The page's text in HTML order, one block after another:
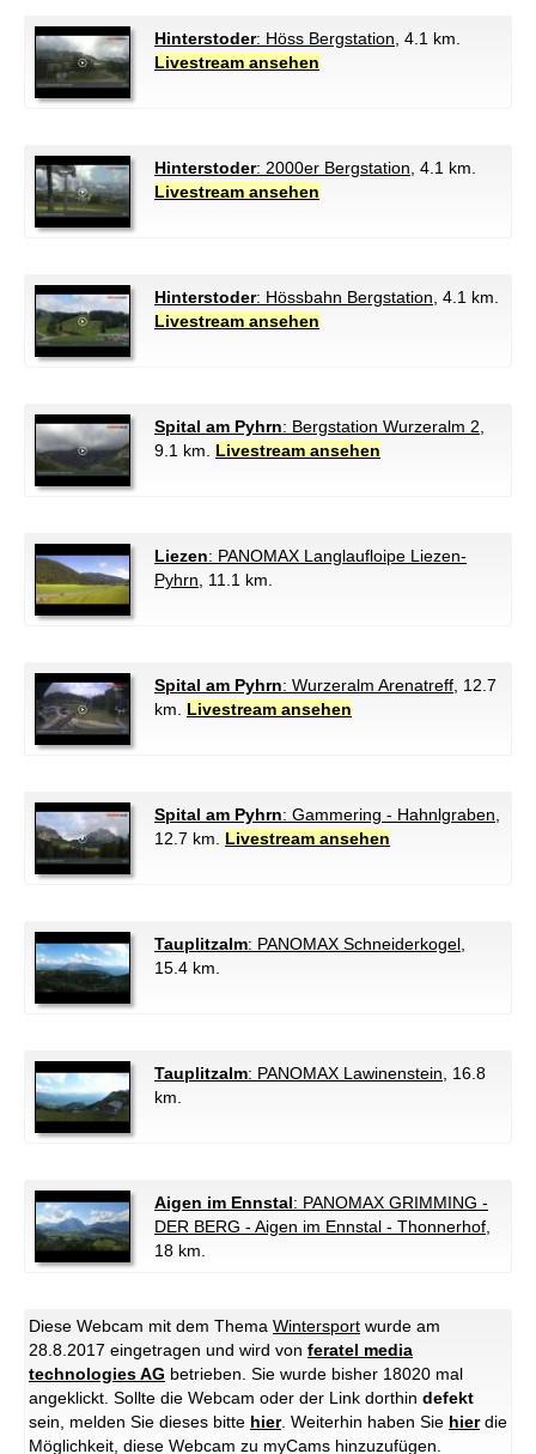
Hinterstoder: Höss Bergstation , 4.1 km.
Livestream ansehen
Hinterstoder: 2000er Bergstation , 4.1 km.
Livestream ansehen
Hinterstoder: Hössbahn Bergstation , 4.1 km.
Livestream ansehen
Spital am Pyhrn: Bergstation Wurzeralm 2
9.1 km. Livestream ansehen
Liezen: PANOMAX Langlaufloipe Liezen-
Pyhrn , 11.1 km.
Spital am Pyhrn: Wurzeralm Arenatreff , 12.7
km. Livestream ansehen
Spital am Pyhrn: Gammering - Hahnlgraben
12.7 km. Livestream ansehen
Tauplitzalm: PANOMAX Schneiderkogel
15.4 km.
Tauplitzalm: PANOMAX Lawinenstein , 16.8
km.
Aigen im Ennstal: PANOMAX GRIMMING -
DER BERG - Aigen im Ennstal - Thonnerhof
18 km.
Diese Webcam mit dem Thema Wintersport wurde am
28.8.2017 eingetragen und wird von feratel media
technologies AG betrieben. Sie wurde bisher 18020 mal
angeklickt. Sollte die Webcam oder der Link dorthin defekt
sein, melden Sie dieses bitte hier. Weiterhin haben Sie hierdie
Möglichkeit, diese Webcam zu myCams hinzuzufügen.